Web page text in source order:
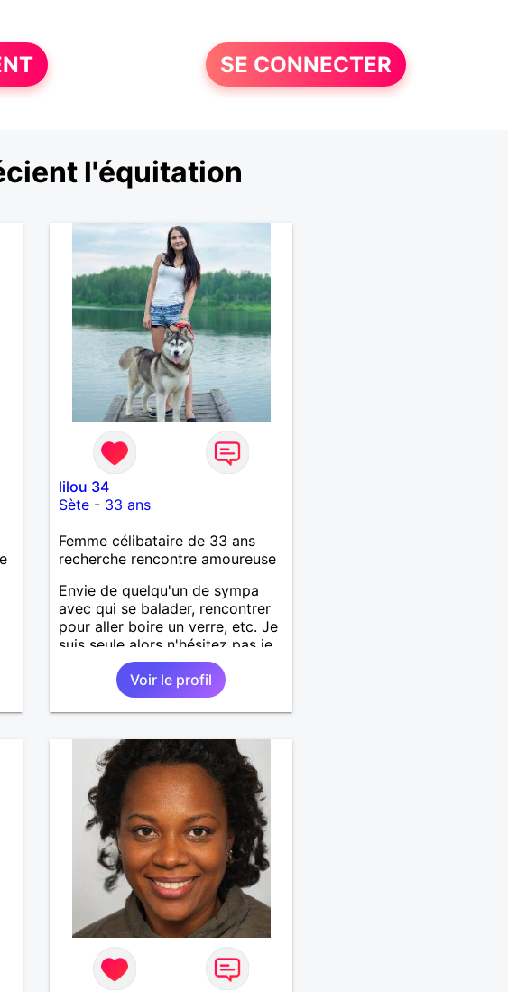
SE CONNECTER
l'équitation
lilou 34
Sète - 33 ans
Femme célibataire de 33 ans
recherche rencontre amoureuse
Envie de quelqu'un de sympa
avec qui se balader, rencontrer
pour aller boire un verre, etc. Je
suis seule alors n'hésitez pas je
suis ouverte pour faire
connaissance.Voir le profil